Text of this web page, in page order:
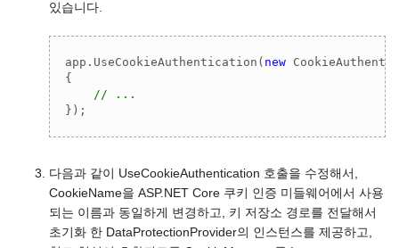
있습니다.
app.UseCookieAuthentication( new
{
// ...
});
다음과 같이 UseCookieAuthentication 호출을 수정해서,
CookieName을 ASP.NET Core 쿠키 인증 미들웨어에서 사용
되는 이름과 동일하게 변경하고, 키 저장소 경로를 전달해서
초기화 한 DataProtectionProvider의 인스턴스를 제공하고,